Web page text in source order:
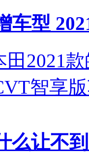
车型
田2021
智享
么让不